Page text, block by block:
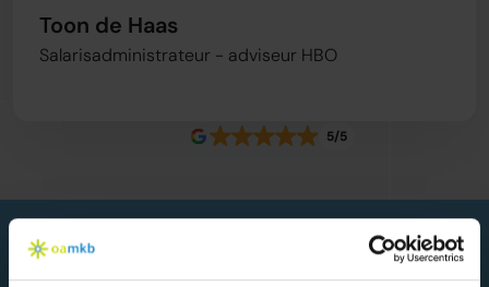
5/5
Toon de Haas
Salarisadministrateur - adviseur HBO